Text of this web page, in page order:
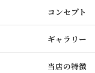
コンセプト
ギャラリー
当店の特徴